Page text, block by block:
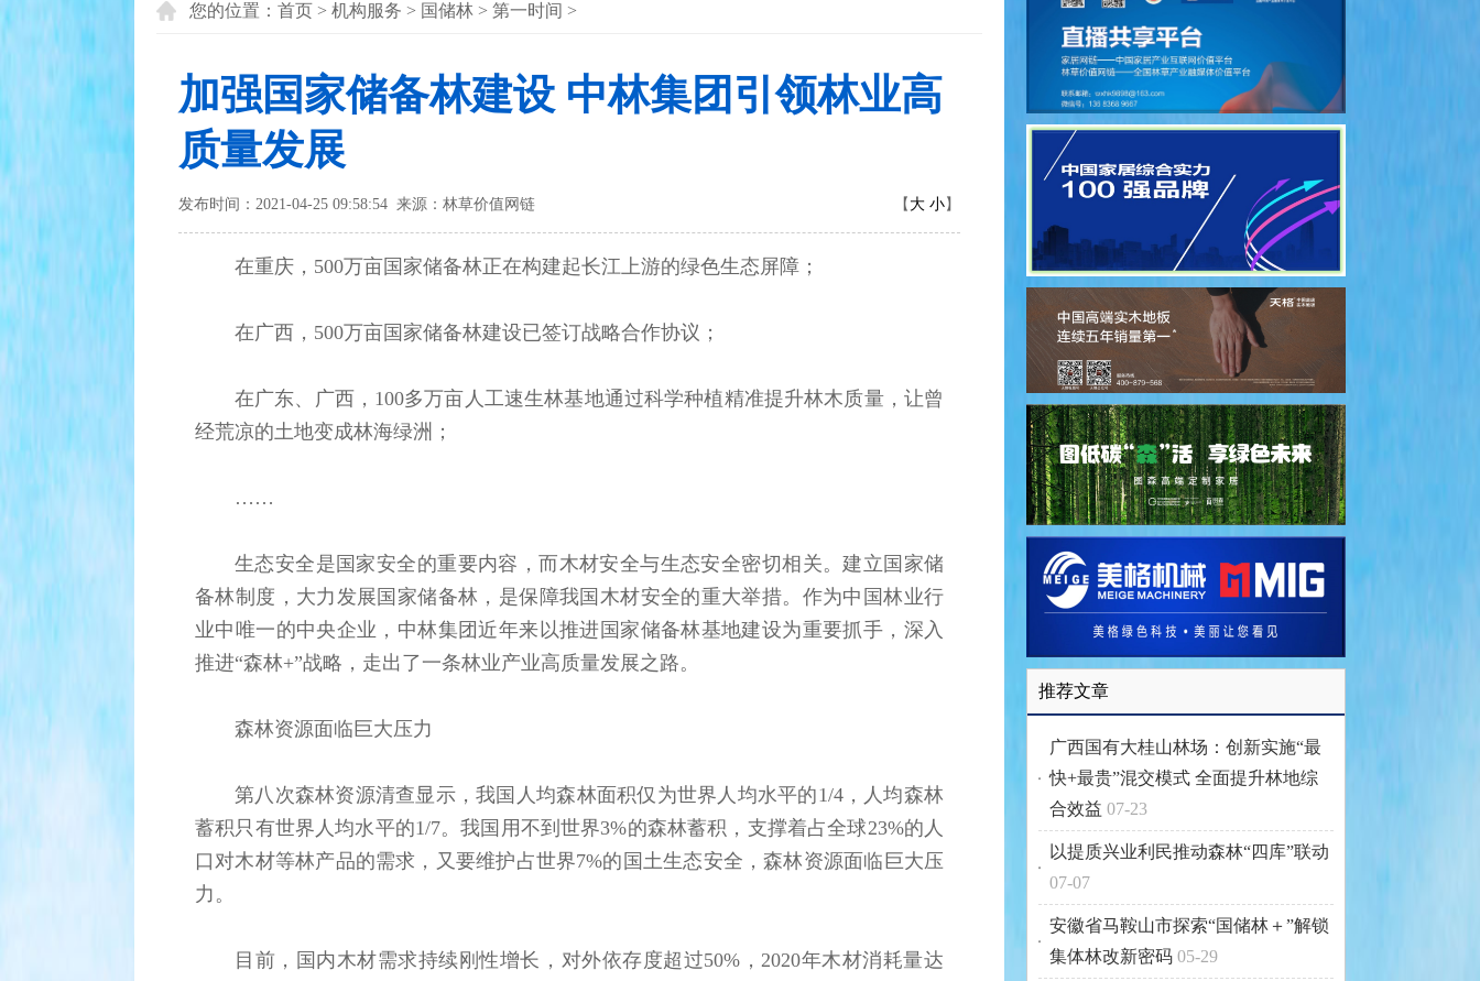
您的位置： 首页 > 机构服务 > 国储林 > 第一时间 >
加强国家储备林建设 中林集团引领林业高
质量发展
发布时间：2021-04-25 09:58:54 来源：林草价值网链 【 大 小】
在重庆，500万亩国家储备林正在构建起长江上游的绿色生态屏障；
在广西，500万亩国家储备林建设已签订战略合作协议；
在广东、广西，100多万亩人工速生林基地通过科学种植精准提升林木质量，让曾
经荒凉的土地变成林海绿洲；
……
生态安全是国家安全的重要内容，而木材安全与生态安全密切相关。建立国家储
备林制度，大力发展国家储备林，是保障我国木材安全的重大举措。作为中国林业行
业中唯一的中央企业，中林集团近年来以推进国家储备林基地建设为重要抓手，深入
推进“森林+”战略，走出了一条林业产业高质量发展之路。
森林资源面临巨大压力
第八次森林资源清查显示，我国人均森林面积仅为世界人均水平的1/4，人均森林
蓄积只有世界人均水平的1/7。我国用不到世界3%的森林蓄积，支撑着占全球23%的人
口对木材等林产品的需求，又要维护占世界7%的国土生态安全，森林资源面临巨大压
力。
目前，国内木材需求持续刚性增长，对外依存度超过50%，2020年木材消耗量达
推荐文章
广西国有大桂山林场：创新实施“最
快+最贵”混交模式 全面提升林地综
合效益 07-23
以提质兴业利民推动森林“四库”联动
07-07
安徽省马鞍山市探索“国储林＋”解锁
集体林改新密码 05-29